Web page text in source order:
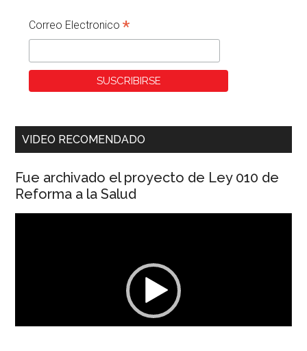
Correo Electronico*
VIDEO RECOMENDADO
Fue archivado el proyecto de Ley 010 de
Reforma a la Salud